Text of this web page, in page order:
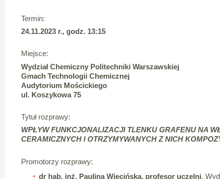
Termin:
24.11.2023 r., godz. 13:15
Miejsce:
Wydział Chemiczny Politechniki Warszawskiej
Gmach Technologii Chemicznej
Audytorium Mościckiego
ul. Koszykowa 75
Tytuł rozprawy:
WPŁYW FUNKCJONALIZACJI TLENKU GRAFENU NA
CERAMICZNYCH I OTRZYMYWANYCH Z NICH
Promotorzy rozprawy:
dr hab. inż. Paulina Wiecińska, profesor uczelni,